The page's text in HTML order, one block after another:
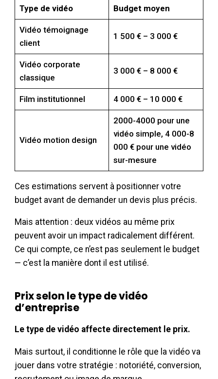
Type de vidéo Budget moyen
Vidéo témoignage
client
1 500 € – 3 000 €
Vidéo corporate
classique
3 000 € – 8 000 €
Film institutionnel 4 000 € – 10 000 €
Vidéo motion design
2000-4000 pour une
vidéo simple, 4 000-8
000 € pour une vidéo
sur-mesure
Ces estimations servent à positionner votre
budget avant de demander un devis plus précis.
Mais attention : deux vidéos au même prix
peuvent avoir un impact radicalement différent.
Ce qui compte, ce n’est pas seulement le budget
— c’est la manière dont il est utilisé.
Prix selon le type de vidéo
d’entreprise
Le type de vidéo affecte directement le prix.
Mais surtout, il conditionne le rôle que la vidéo va
jouer dans votre stratégie : notoriété, conversion,